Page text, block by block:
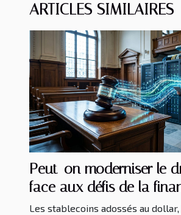
ARTICLES SIMILAIRES
Peut-on moderniser le
face aux défis de la
digitale ?
Les stablecoins adossés au